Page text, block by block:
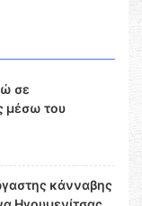
σε
μέσω του
κάνναβης